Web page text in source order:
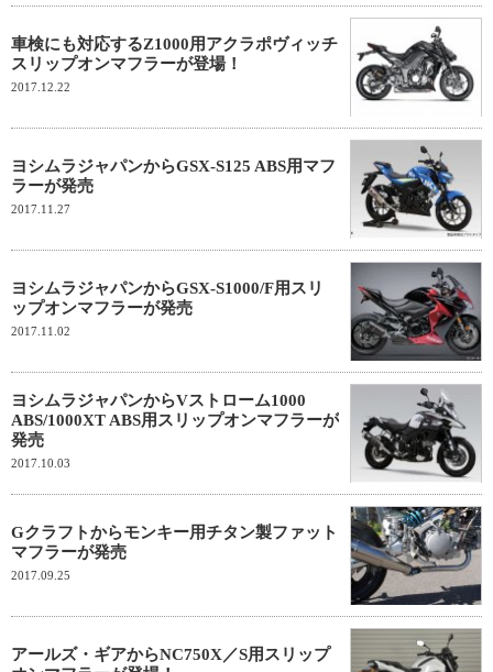
車検にも対応するZ1000用アクラポヴィッチ
スリップオンマフラーが登場！
2017.12.22
ヨシムラジャパンからGSX-S125 ABS用マフ
ラーが発売
2017.11.27
ヨシムラジャパンからGSX-S1000/F用スリ
ップオンマフラーが発売
2017.11.02
ヨシムラジャパンからVストローム1000
ABS/1000XT ABS用スリップオンマフラーが
発売
2017.10.03
Gクラフトからモンキー用チタン製ファット
マフラーが発売
2017.09.25
アールズ・ギアからNC750X／S用スリップ